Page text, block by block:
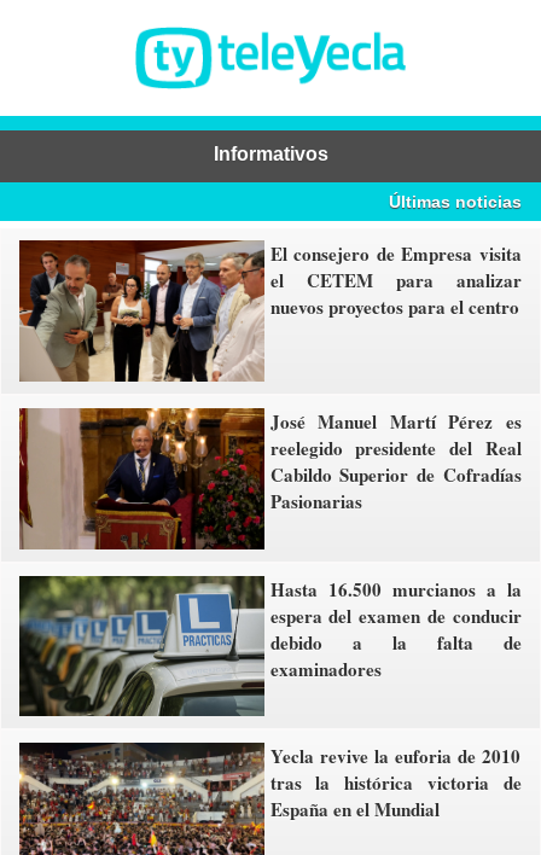
Informativos
Últimas noticias
El consejero de Empresa visita
el CETEM para analizar
nuevos proyectos para el centro
José Manuel Martí Pérez es
reelegido presidente del Real
Cabildo Superior de Cofradías
Pasionarias
Hasta 16.500 murcianos a la
espera del examen de conducir
debido a la falta de
examinadores
Yecla revive la euforia de 2010
tras la histórica victoria de
España en el Mundial